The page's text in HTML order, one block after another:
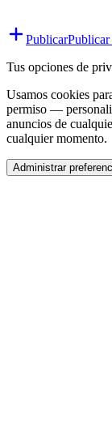
Publicar
Tus opciones de
Usamos cookies
permiso —
anuncios de
cualquier momento.
Administrar